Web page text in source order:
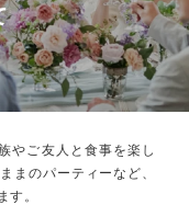
やご友人と食事を楽し
まのパーティーなど、
す。